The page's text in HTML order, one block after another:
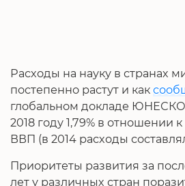
Расходы на науку в странах
постепенно растут и как
глобальном докладе ЮНЕСКО
2018 году 1,79% в отношении
ВВП (в 2014 расходы
Приоритеты развития за
лет у различных стран